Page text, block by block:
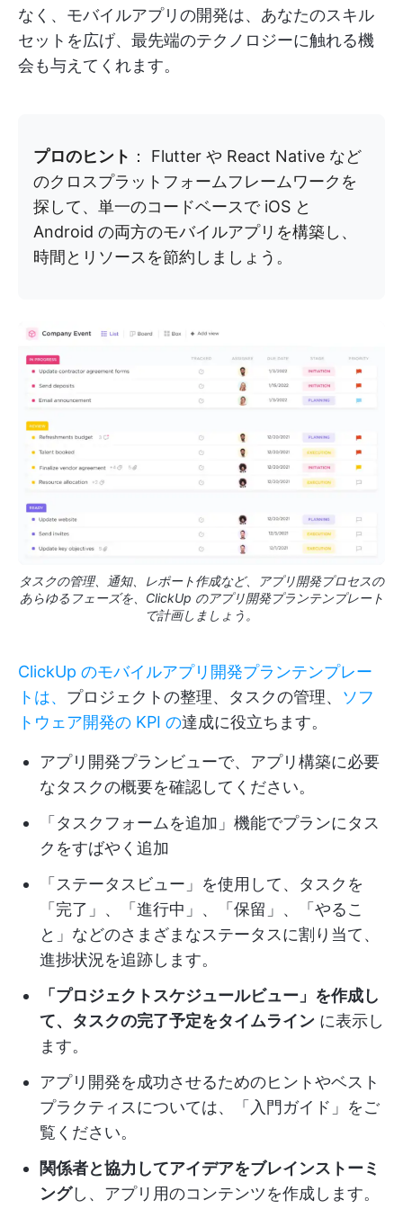
なく、モバイルアプリの開発は、あなたのスキル
セットを広げ、最先端のテクノロジーに触れる機
会も与えてくれます。
プロのヒント ： Flutter や React Native など
のクロスプラットフォームフレームワークを
探して、単一のコードベースで iOS と
Android の両方のモバイルアプリを構築し、
時間とリソースを節約しましょう。
タスクの管理、通知、レポート作成など、アプリ開発プロセスの
あらゆるフェーズを、ClickUp のアプリ開発プランテンプレート
で計画しましょう。
ClickUp のモバイルアプリ開発プランテンプレー
トは、 プロジェクトの整理、タスクの管理、 ソフ
トウェア開発の KPI の達成に役立ちます。
アプリ開発プランビューで、アプリ構築に必要
なタスクの概要を確認してください。
「タスクフォームを追加」機能でプランにタス
クをすばやく追加
「ステータスビュー」を使用して、タスクを
「完了」、「進行中」、「保留」、「やるこ
と」などのさまざまなステータスに割り当て、
進捗状況を追跡します。
「プロジェクトスケジュールビュー」を作成し
て、タスクの完了予定をタイムライン に表示し
ます。
アプリ開発を成功させるためのヒントやベスト
プラクティスについては、「入門ガイド」をご
覧ください。
関係者と協力してアイデアをブレインストーミ
ングし、アプリ用のコンテンツを作成します。